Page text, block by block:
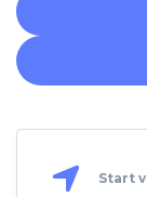
Start